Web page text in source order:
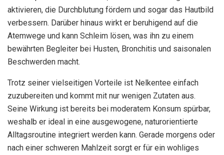
aktivieren, die Durchblutung fördern und sogar das Hautbild
verbessern. Darüber hinaus wirkt er beruhigend auf die
Atemwege und kann Schleim lösen, was ihn zu einem
bewährten Begleiter bei Husten, Bronchitis und saisonalen
Beschwerden macht.
Trotz seiner vielseitigen Vorteile ist Nelkentee einfach
zuzubereiten und kommt mit nur wenigen Zutaten aus.
Seine Wirkung ist bereits bei moderatem Konsum spürbar,
weshalb er ideal in eine ausgewogene, naturorientierte
Alltagsroutine integriert werden kann. Gerade morgens oder
nach einer schweren Mahlzeit sorgt er für ein wohliges